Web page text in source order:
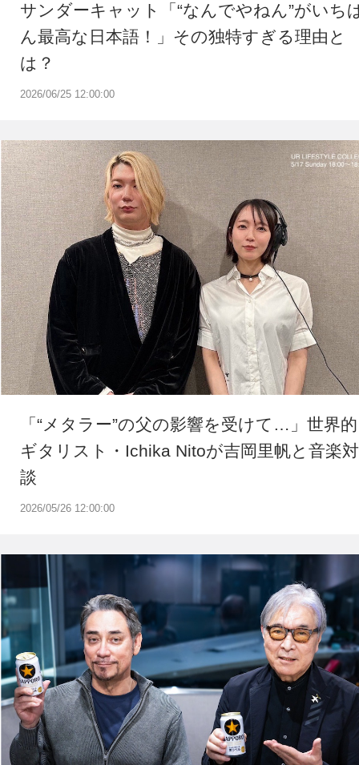
2026/06/25 12:00:00
サンダーキャット「“なんでやねん”がいち
ん最高な日本語！」その独特すぎる理由と
は？
2026/05/26 12:00:00
「“メタラー”の父の影響を受けて…」世界的
ギタリスト・Ichika Nitoが吉岡里帆と音楽対
談